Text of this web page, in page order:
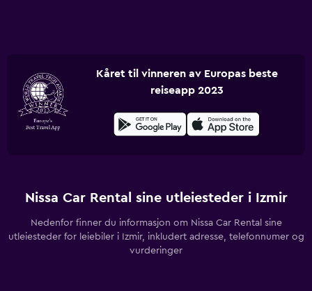
Kåret til vinneren av Europas beste
reiseapp 2023
Nissa Car Rental sine utleiesteder i Izmir
Nedenfor finner du informasjon om Nissa Car Rental sine
utleiesteder for leiebiler i Izmir, inkludert adresse, telefonnumer og
vurderinger